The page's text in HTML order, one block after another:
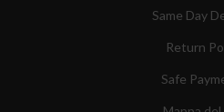
Same Day
Return
Safe